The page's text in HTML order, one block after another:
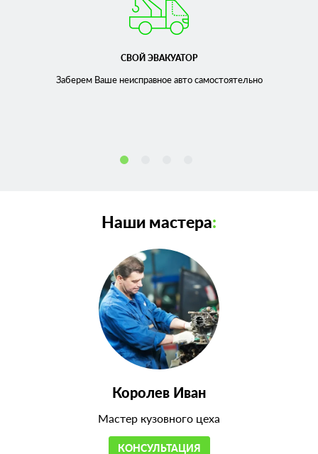
СВОЙ ЭВАКУАТОР
Заберем Ваше неисправноеавто самостоятельно
Наши мастера:
Королев Иван
Мастер кузовного цеха
КОНСУЛЬТАЦИЯ